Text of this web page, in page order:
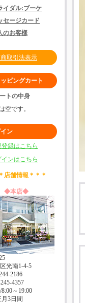
イダル:ブーケ
セージカード
のお客様
取引法表示
ピングカート
トの中身
空です。
ン
登録はこちら
インはこちら
店舗情報＊＊＊
◆本店◆
光南1-4-5
2186
4357
～19:00
3日間